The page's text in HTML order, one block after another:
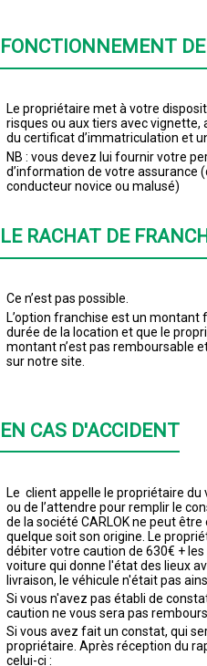
FONCTIONNEMENT
Le propriétaire met à votre
risques ou aux tiers avec vignette,
du certificat d’immatriculation et
NB : vous devez lui fournir votre
d’information de votre assurance
conducteur novice ou malusé)
LE RACHAT DE
Ce n’est pas possible.
L’option franchise est un
durée de la location et que le
montant n’est pas remboursable
sur notre site.
EN CAS D'ACCIDENT
Le client appelle le propriétaire
ou de l’attendre pour remplir le
de la société CARLOK ne peut
quelque soit son origine. Le
débiter votre caution de 630€ +
voiture qui donne l'état des lieux
livraison, le véhicule n'était pas
Si vous n'avez pas établi de
caution ne vous sera pas
Si vous avez fait un constat, qui
propriétaire. Après réception du
celui-ci :